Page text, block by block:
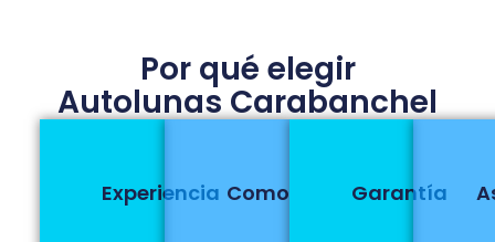
Por qué elegir
Autolunas Carabanchel
Experiencia ComodidadGarantía